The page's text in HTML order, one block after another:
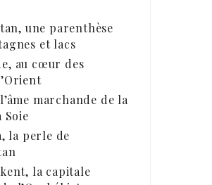
une parenthèse
et lacs
au cœur des
marchande de la
Soie
la perle de
la capitale